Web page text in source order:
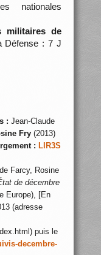
nationales
militaires de
Défense : 7 J
: Jean-Claude
Fry(2013)
: LIR3S
Farcy, Rosine
de décembre
Europe), [En
(adresse
puis le
decembre-